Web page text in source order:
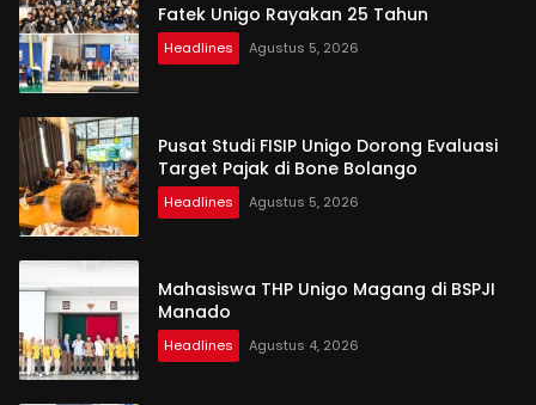
Fatek Unigo Rayakan 25 Tahun
Headlines Agustus 5, 2026
Pusat Studi FISIP Unigo Dorong Evaluasi
Target Pajak di Bone Bolango
Headlines Agustus 5, 2026
Mahasiswa THP Unigo Magang di BSPJI
Manado
Headlines Agustus 4, 2026